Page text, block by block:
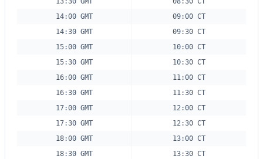
14:00 GMT
09:00 CT
14:30 GMT
09:30 CT
15:00 GMT
10:00 CT
15:30 GMT
10:30 CT
16:00 GMT
11:00 CT
16:30 GMT
11:30 CT
17:00 GMT
12:00 CT
17:30 GMT
12:30 CT
18:00 GMT
13:00 CT
18:30 GMT
13:30 CT